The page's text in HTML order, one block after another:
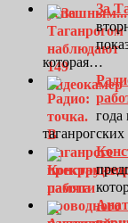
За
которая…
года